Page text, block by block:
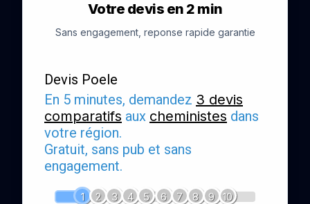
Votre devis en 2 min
Sans engagement, reponse rapide garantie
Devis Poele
En 5 minutes, demandez 3 devis
comparatifs aux cheministes dans
votre région.
Gratuit, sans pub et sans
engagement.
1 2 3 4 5 6 7 8 9 10